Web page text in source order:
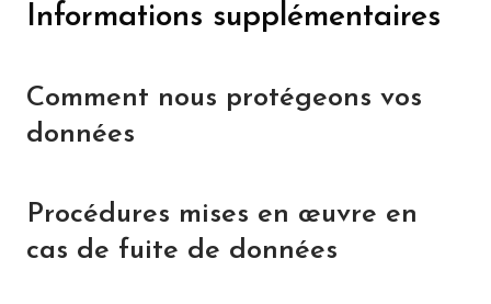
Informations supplémentaires
Comment nous protégeons vos
données
Procédures mises en œuvre en
cas de fuite de données